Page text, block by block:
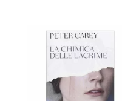
era:
€135,00.
è:
€48,00.